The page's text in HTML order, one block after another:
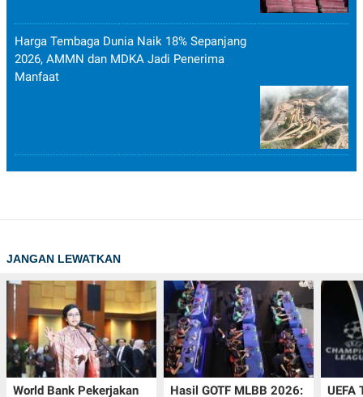
Harga Tembaga Dunia Naik 18% Sepanjang
2026, AMMN dan MDKA Jadi Penerima
Manfaat
JANGAN LEWATKAN
World Bank Pekerjakan Hasil GOTF MLBB 2026: UEFA